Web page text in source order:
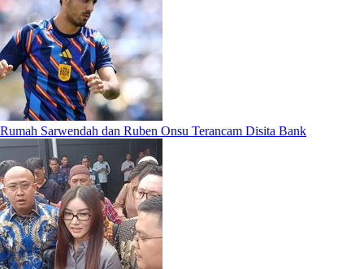
Rumah Sarwendah dan Ruben Onsu Terancam Disita Bank